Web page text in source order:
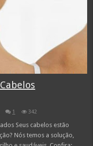
1 342
Seus cabelos estão
Nós temos a solução,